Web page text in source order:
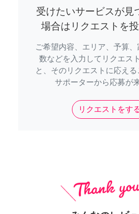
受けたいサービスが見
場合はリクエストを
ご希望内容、エリア、予算
数などを入力してリクエス
と、そのリクエストに応え
サポーターから応募が
リクエストをす